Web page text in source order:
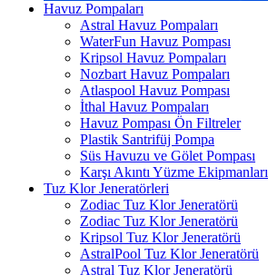
Havuz Pompaları
Astral Havuz Pompaları
WaterFun Havuz Pompası
Kripsol Havuz Pompaları
Nozbart Havuz Pompaları
Atlaspool Havuz Pompası
İthal Havuz Pompaları
Havuz Pompası Ön Filtreler
Plastik Santrifüj Pompa
Süs Havuzu ve Gölet Pompası
Karşı Akıntı Yüzme Ekipmanları
Tuz Klor Jeneratörleri
Zodiac Tuz Klor Jeneratörü
Zodiac Tuz Klor Jeneratörü
Kripsol Tuz Klor Jeneratörü
AstralPool Tuz Klor Jeneratörü
Astral Tuz Klor Jeneratörü